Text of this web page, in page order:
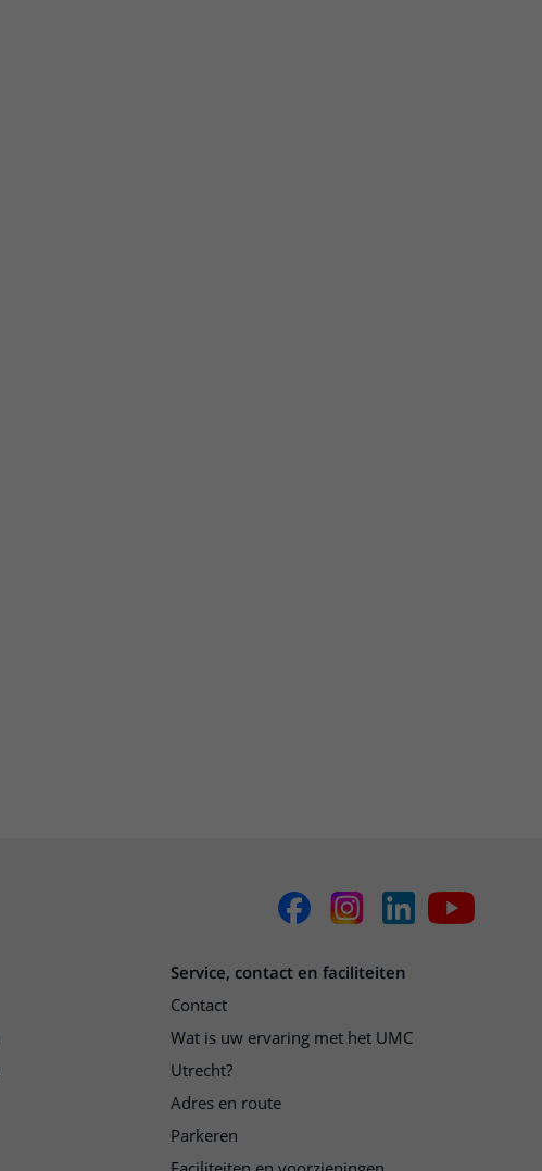
Service, contact en faciliteiten
Contact
Wat is uw ervaring met het UMC
Utrecht?
Adres en route
Parkeren